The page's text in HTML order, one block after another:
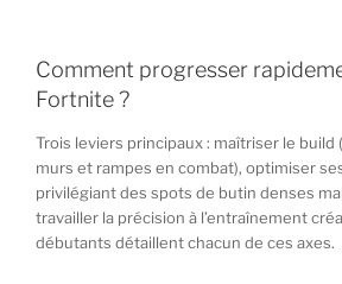
Comment progresser
Fortnite ?
Trois leviers principaux : maîtriser le
murs et rampes en combat), optimiser
privilégiant des spots de butin denses
travailler la précision à l’entraînement
débutants détaillent chacun de ces axes.